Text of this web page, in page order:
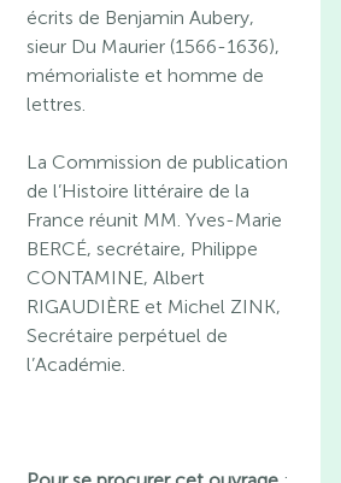
écrits de Benjamin Aubery,
sieur Du Maurier (1566-1636),
mémorialiste et homme de
lettres.
La Commission de publication
de l’Histoire littéraire de la
France réunit MM. Yves-Marie
BERCÉ, secrétaire, Philippe
CONTAMINE, Albert
RIGAUDIÈRE et Michel ZINK,
Secrétaire perpétuel de
l’Académie.